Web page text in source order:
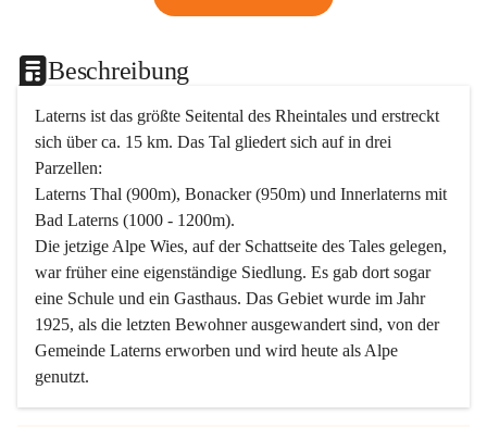
Beschreibung
Laterns ist das größte Seitental des Rheintales und erstreckt
sich über ca. 15 km. Das Tal gliedert sich auf in drei
Parzellen:
Laterns Thal (900m), Bonacker (950m) und Innerlaterns mit
Bad Laterns (1000 - 1200m).
Die jetzige Alpe Wies, auf der Schattseite des Tales gelegen,
war früher eine eigenständige Siedlung. Es gab dort sogar
eine Schule und ein Gasthaus. Das Gebiet wurde im Jahr
1925, als die letzten Bewohner ausgewandert sind, von der
Gemeinde Laterns erworben und wird heute als Alpe
genutzt.